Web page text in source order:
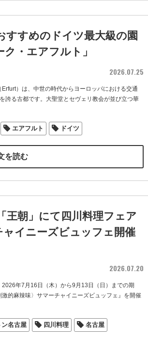
すすめのドイツ最大級の園
・エアフルト」
2026.07.25
）は、中世の時代からヨーロッパにおける交通
誇る古都です。大聖堂とセヴェリ教会が並び立つ華
エアフルト ドイツ
を読む
王朝」にて四川料理フェア
ャイニーズビュッフェ開催
2026.07.20
年7月16日（木）から9月13日（日）までの期
的麻辣味〉サマーチャイニーズビュッフェ』を開催
ン名古屋 四川料理 名古屋